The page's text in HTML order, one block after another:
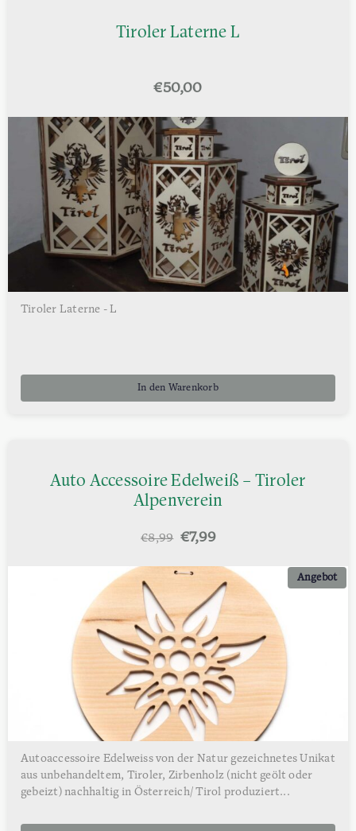
Tiroler Laterne L
€50,00
Tiroler Laterne - L
In den Warenkorb
Auto Accessoire Edelweiß – Tiroler
Alpenverein
€8,99 Ursprünglicher
war:
€8,99
€7,99Aktueller
ist:
€7,99.
Angebot
Autoaccessoire Edelweiss von der Natur gezeichnetes Unikat
aus unbehandeltem, Tiroler, Zirbenholz (nicht geölt oder
gebeizt) nachhaltig in Österreich/ Tirol produziert...